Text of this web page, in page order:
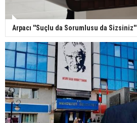
Arpacı ''Suçlu da Sorumlusu da Sizsiniz''